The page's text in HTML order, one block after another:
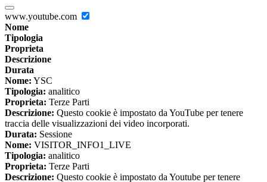
www.youtube.com
Nome
Tipologia
Proprieta
Descrizione
Durata
Nome: YSC
Tipologia: analitico
Proprieta: Terze Parti
Descrizione: Questo cookie è impostato da YouTube per tenere
traccia delle visualizzazioni dei video incorporati.
Durata: Sessione
Nome: VISITOR_INFO1_LIVE
Tipologia: analitico
Proprieta: Terze Parti
Descrizione: Questo cookie è impostato da Youtube per tenere